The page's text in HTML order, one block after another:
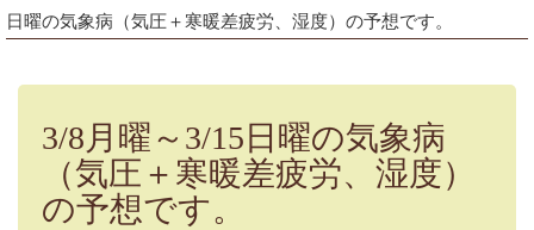
日曜の気象病（気圧＋寒暖差疲労、湿度）の予想です。
3/8月曜～3/15日曜の気象病
（気圧＋寒暖差疲労、湿度）
の予想です。